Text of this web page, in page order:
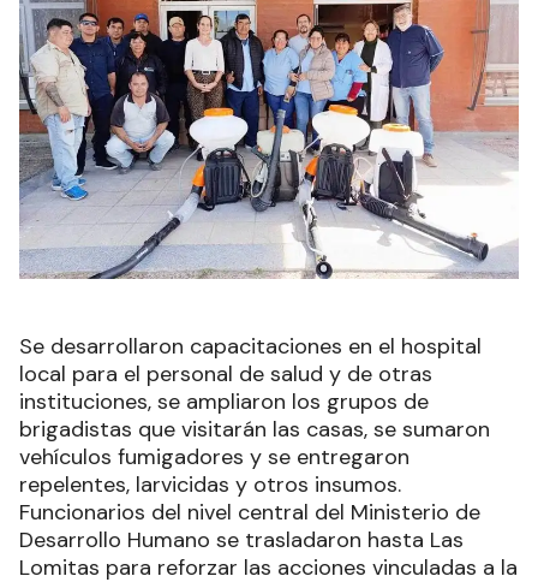
Se desarrollaron capacitaciones en el hospital
local para el personal de salud y de otras
instituciones, se ampliaron los grupos de
brigadistas que visitarán las casas, se sumaron
vehículos fumigadores y se entregaron
repelentes, larvicidas y otros insumos.
Funcionarios del nivel central del Ministerio de
Desarrollo Humano se trasladaron hasta Las
Lomitas para reforzar las acciones vinculadas a la